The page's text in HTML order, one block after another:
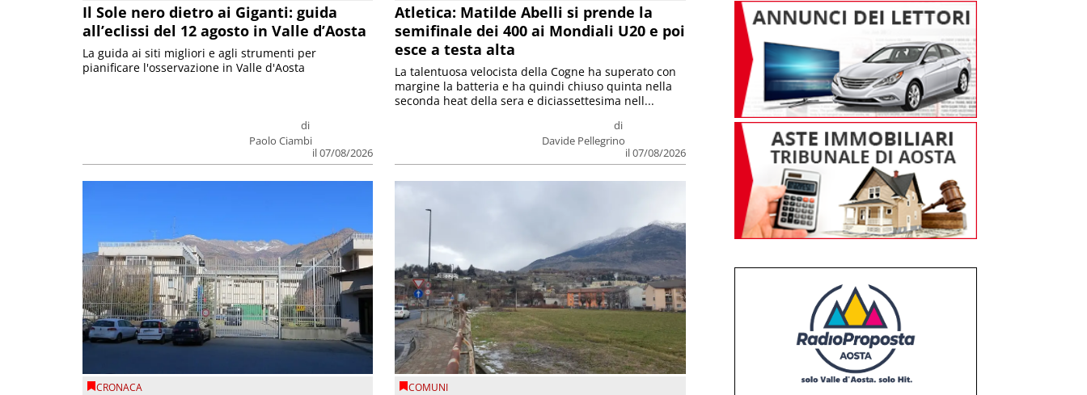
Il Sole nero dietro ai Giganti: guida
all’eclissi del 12 agosto in Valle d’Aosta
di
Paolo Ciambi
il 07/08/2026
La guida ai siti migliori e agli strumenti per
pianificare l'osservazione in Valle d'Aosta
Atletica: Matilde Abelli si prende la
semifinale dei 400 ai Mondiali U20 e poi
esce a testa alta
di
Davide Pellegrino
il 07/08/2026
La talentuosa velocista della Cogne ha superato con
margine la batteria e ha quindi chiuso quinta nella
seconda heat della sera e diciassettesima nell...
CRONACA COMUNI